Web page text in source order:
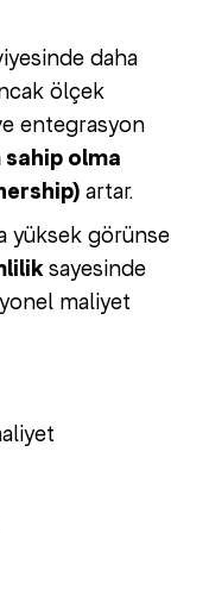
daha
ölçek
entegrasyon
olma
artar.
yüksek görünse
sayesinde
maliyet